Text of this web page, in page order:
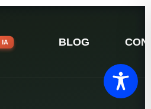
IA BLOG